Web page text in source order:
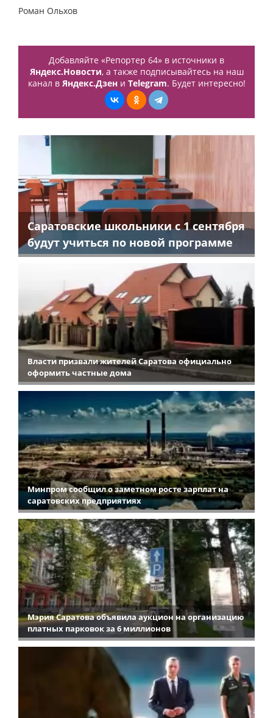
Роман Ольхов
Добавляйте «Репортер 64» в источники в
Яндекс.Новости, а также подписывайтесь на наш
канал в Яндекс.Дзени Telegram. Будет интересно!
Саратовские школьники с 1 сентября
будут учиться по новой программе
Власти призвали жителей Саратова официально
оформить частные дома
Минпром сообщил о заметном росте зарплат на
саратовских предприятиях
Мэрия Саратова объявила аукцион на организацию
платных парковок за 6 миллионов